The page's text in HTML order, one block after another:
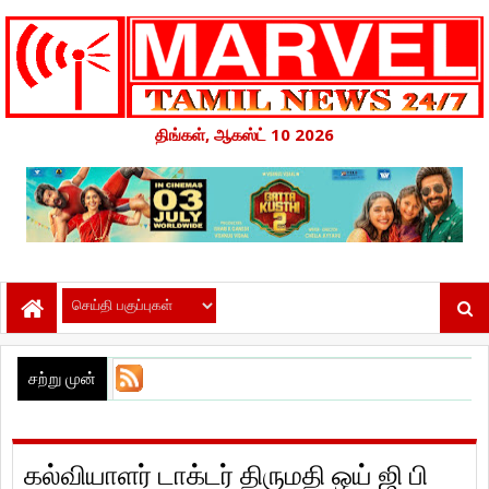
திங்கள், ஆகஸ்ட் 10 2026
சற்று முன்
கல்வியாளர் டாக்டர் திருமதி ஒய் ஜி பி